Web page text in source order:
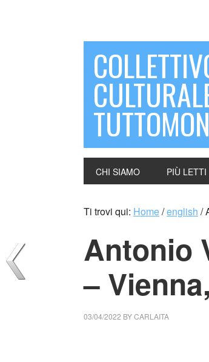
CHI SIAMO PIÙ LETTI
Ti trovi qui: Home/english /
Antonio
–
03/04/2022 BYCARLAITA